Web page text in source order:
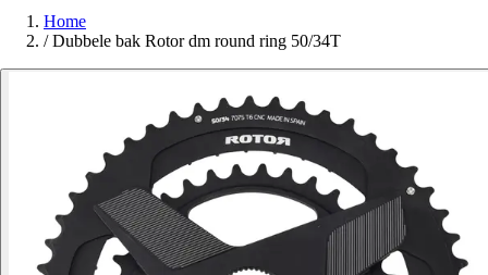
Home
/ Dubbele bak Rotor dm round ring 50/34T